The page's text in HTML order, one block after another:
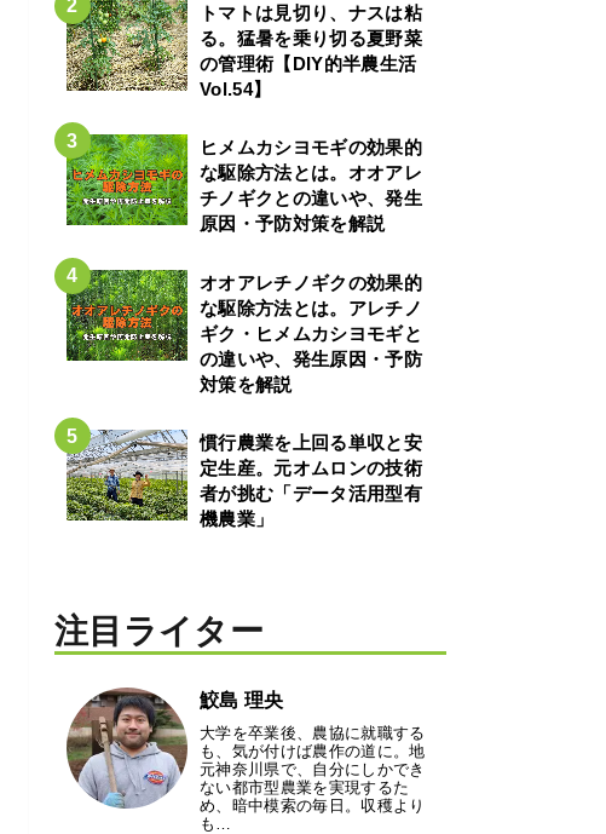
トマトは見切り、ナスは粘
る。猛暑を乗り切る夏野菜
の管理術【DIY的半農生活
Vol.54】
ヒメムカシヨモギの効果的
な駆除方法とは。オオアレ
チノギクとの違いや、発生
原因・予防対策を解説
オオアレチノギクの効果的
な駆除方法とは。アレチノ
ギク・ヒメムカシヨモギと
の違いや、発生原因・予防
対策を解説
慣行農業を上回る単収と安
定生産。元オムロンの技術
者が挑む「データ活用型有
機農業」
注目ライター
鮫島 理央
大学を卒業後、農協に就職する
も、気が付けば農作の道に。地
元神奈川県で、自分にしかでき
ない都市型農業を実現するた
め、暗中模索の毎日。収穫より
も…